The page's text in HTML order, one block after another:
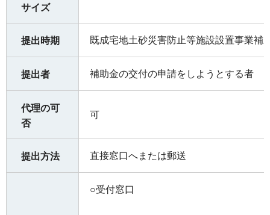
サイズ
提出時期 既成宅地土砂災害防止等施設設置事業補
提出者 補助金の交付の申請をしようとする者
代理の可
否
可
提出方法 直接窓口へまたは郵送
○受付窓口